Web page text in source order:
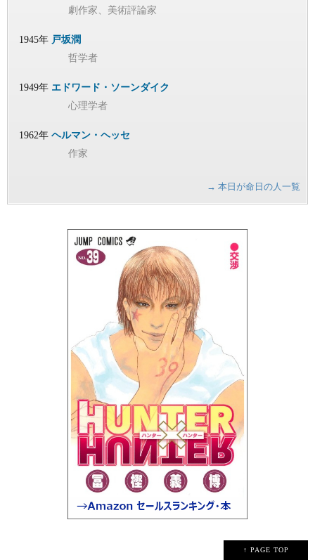
劇作家、美術評論家
1945年 戸坂潤
哲学者
1949年 エドワード・ソーンダイク
心理学者
1962年 ヘルマン・ヘッセ
作家
→ 本日が命日の人一覧
↑ PAGE TOP